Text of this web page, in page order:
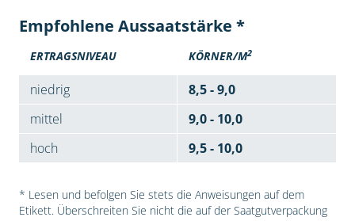
Empfohlene Aussaatstärke *
ERTRAGSNIVEAU KÖRNER/M2
niedrig
8,5 - 9,0
mittel
9,0 - 10,0
hoch
9,5 - 10,0
* Lesen und befolgen Sie stets die Anweisungen auf dem
Etikett. Überschreiten Sie nicht die auf der Saatgutverpackung